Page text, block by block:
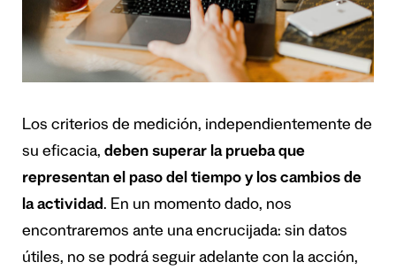
Los criterios de medición, independientemente de
su eficacia, deben superar la prueba que
representan el paso del tiempo y los cambios de
la actividad. En un momento dado, nos
encontraremos ante una encrucijada: sin datos
útiles, no se podrá seguir adelante con la acción,